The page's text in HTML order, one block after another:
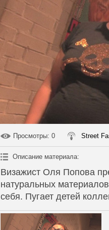
Просмотры: 0 Street
Описание материала:
Визажист Оля Попова
натуральных
себя. Пугает детей